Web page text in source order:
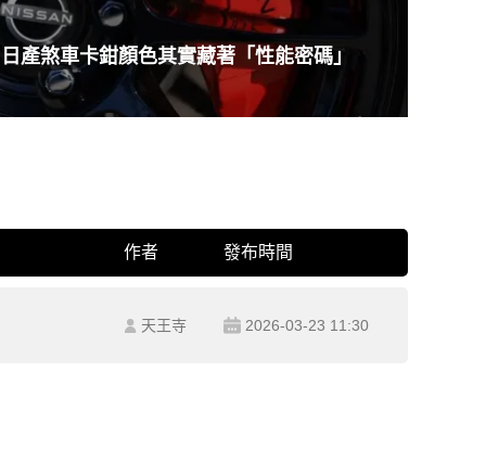
日產煞車卡鉗顏色其實藏著「性能密碼」
作者 發布時間
天王寺 2026-03-23 11:30